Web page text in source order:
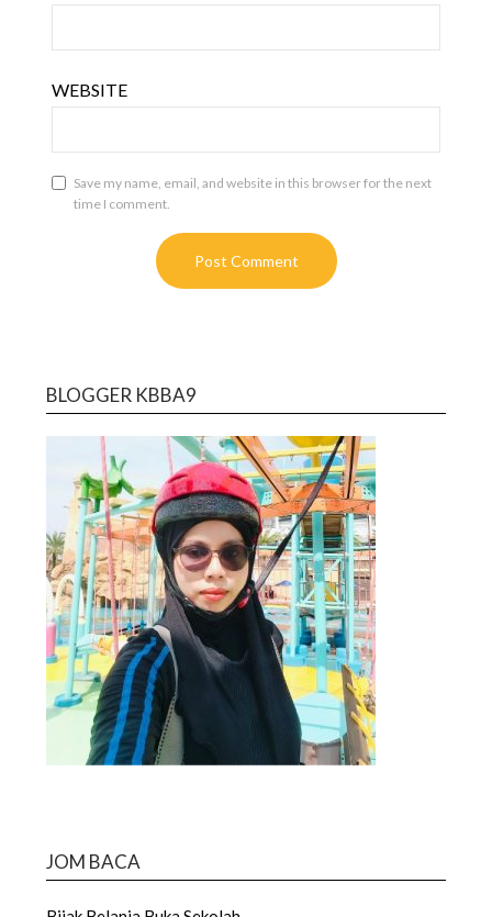
WEBSITE
Save my name, email, and website in this browser for the next
time I comment.
BLOGGER KBBA9
JOM BACA